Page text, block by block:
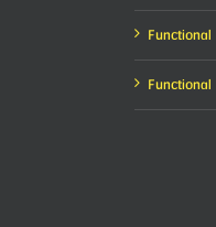
Functional
Functional